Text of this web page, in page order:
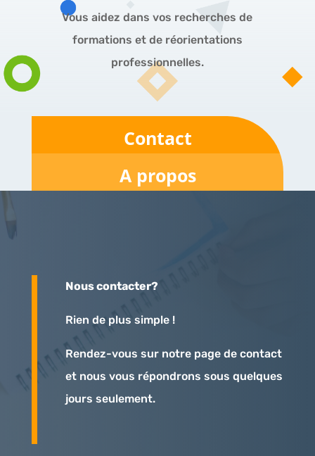
Vous aidez dans vos recherches de
formations et de réorientations
professionnelles.
Contact
A propos
Nous contacter?
Rien de plus simple !
Rendez-vous sur notre page de contact
et nous vous répondrons sous quelques
jours seulement.